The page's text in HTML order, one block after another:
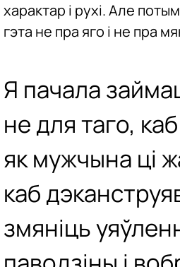
характар і рухі. Але
гэта не пра яго і не пра
Я пачала
не для таго,
як мужчына ці
каб
змяніць